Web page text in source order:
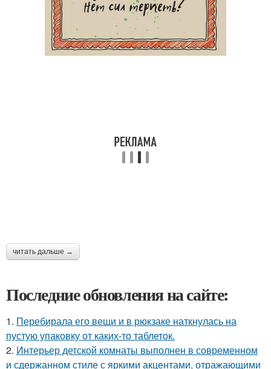
читать дальше →
Последние обновления на сайте:
1. Перебирала его вещи и в рюкзаке наткнулась на
пустую упаковку от каких-то таблеток.
2. Интерьер детской комнаты выполнен в современном
и сдержанном стиле с яркими акцентами, отражающими